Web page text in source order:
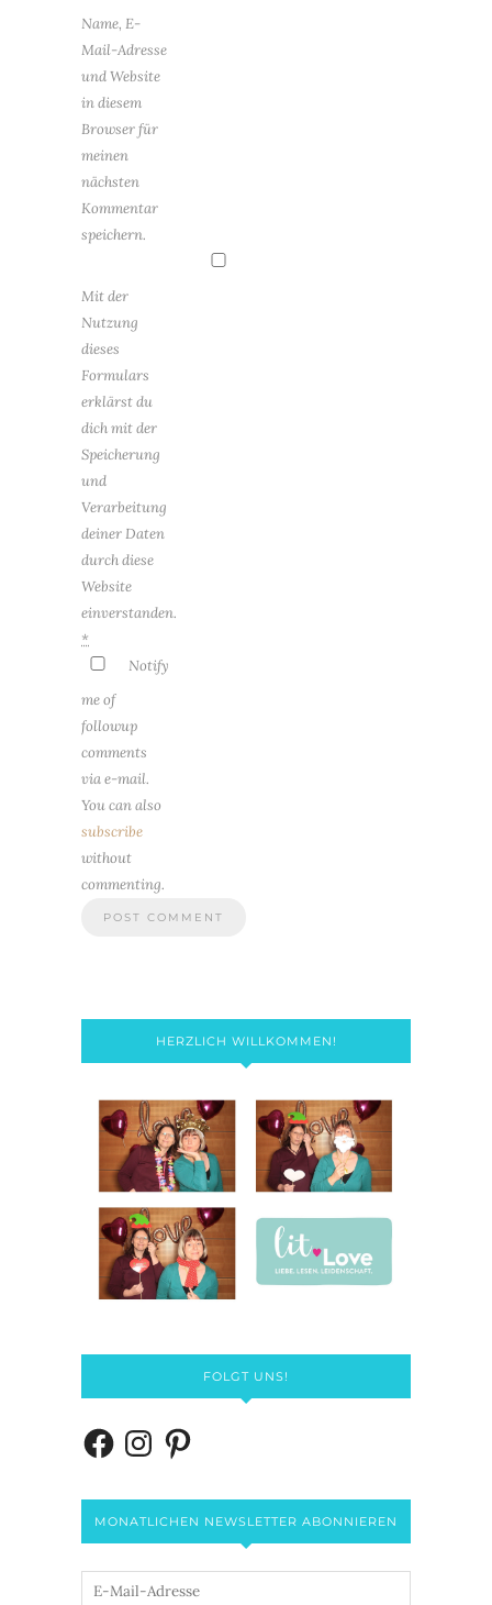
Name, E-
Mail-Adresse
und Website
in diesem
Browser für
meinen
nächsten
Kommentar
speichern.
Mit der
Nutzung
dieses
Formulars
erklärst du
dich mit der
Speicherung
und
Verarbeitung
deiner Daten
durch diese
Website
einverstanden.
*
Notify
me of
followup
comments
via e-mail.
You can also
subscribe
without
commenting.
HERZLICH WILLKOMMEN!
FOLGT UNS!
MONATLICHEN NEWSLETTER ABONNIEREN